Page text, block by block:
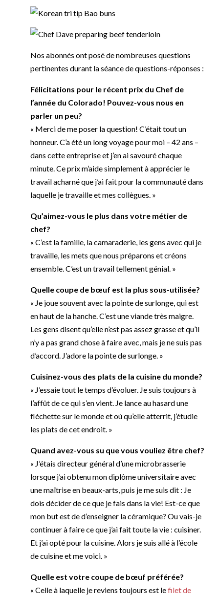
Nos abonnés ont posé de nombreuses questions
pertinentes durant la séance de questions-réponses :
Félicitations pour le récent prix du Chef de
l’année du Colorado! Pouvez-vous nous en
parler un peu?
« Merci de me poser la question! C’était tout un
honneur. C’a été un long voyage pour moi – 42 ans –
dans cette entreprise et j’en ai savouré chaque
minute. Ce prix m’aide simplement à apprécier le
travail acharné que j’ai fait pour la communauté dans
laquelle je travaille et mes collègues. »
Qu’aimez-vous le plus dans votre métier de
chef?
« C’est la famille, la camaraderie, les gens avec qui je
travaille, les mets que nous préparons et créons
ensemble. C’est un travail tellement génial. »
Quelle coupe de bœuf est la plus sous-utilisée?
« Je joue souvent avec la pointe de surlonge, qui est
en haut de la hanche. C’est une viande très maigre.
Les gens disent qu’elle n’est pas assez grasse et qu’il
n’y a pas grand chose à faire avec, mais je ne suis pas
d’accord. J’adore la pointe de surlonge. »
Cuisinez-vous des plats de la cuisine du monde?
« J’essaie tout le temps d’évoluer. Je suis toujours à
l’affût de ce qui s’en vient. Je lance au hasard une
fléchette sur le monde et où qu’elle atterrit, j’étudie
les plats de cet endroit. »
Quand avez-vous su que vous vouliez être chef?
« J’étais directeur général d’une microbrasserie
lorsque j’ai obtenu mon diplôme universitaire avec
une maîtrise en beaux-arts, puis je me suis dit : Je
dois décider de ce que je fais dans la vie! Est-ce que
mon but est de d’enseigner la céramique? Ou vais-je
continuer à faire ce que j’ai fait toute la vie : cuisiner.
Et j’ai opté pour la cuisine. Alors je suis allé à l’école
de cuisine et me voici. »
Quelle est votre coupe de bœuf préférée?
« Celle à laquelle je reviens toujours est lefilet de